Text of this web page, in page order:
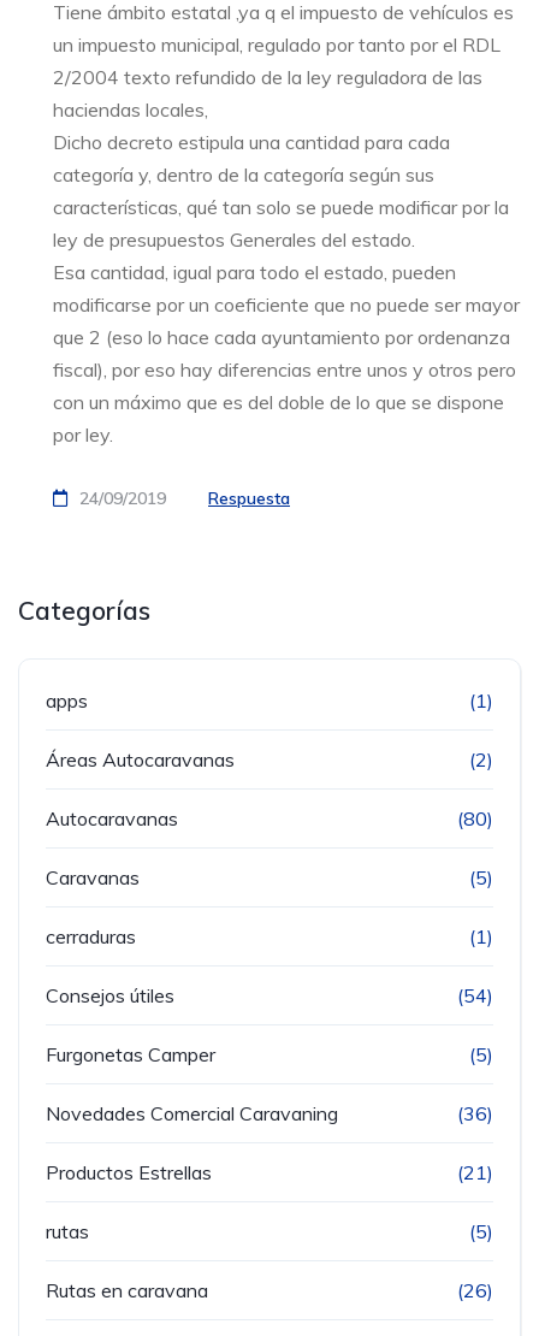
Tiene ámbito estatal ,ya q el impuesto de vehículos es
un impuesto municipal, regulado por tanto por el RDL
2/2004 texto refundido de la ley reguladora de las
haciendas locales,
Dicho decreto estipula una cantidad para cada
categoría y, dentro de la categoría según sus
características, qué tan solo se puede modificar por la
ley de presupuestos Generales del estado.
Esa cantidad, igual para todo el estado, pueden
modificarse por un coeficiente que no puede ser mayor
que 2 (eso lo hace cada ayuntamiento por ordenanza
fiscal), por eso hay diferencias entre unos y otros pero
con un máximo que es del doble de lo que se dispone
por ley.
24/09/2019 Respuesta
Categorías
apps (1)
Áreas Autocaravanas (2)
Autocaravanas (80)
Caravanas (5)
cerraduras (1)
Consejos útiles (54)
Furgonetas Camper (5)
Novedades Comercial Caravaning (36)
Productos Estrellas (21)
rutas (5)
Rutas en caravana (26)